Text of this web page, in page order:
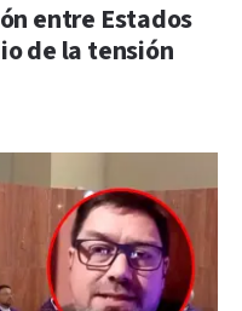
entre Estados
de la tensión